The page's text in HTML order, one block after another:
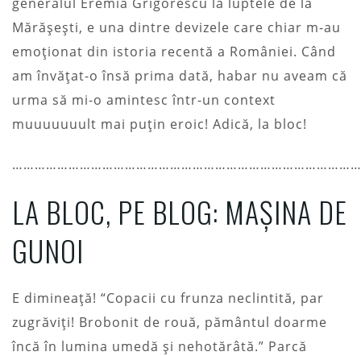
Mărășești, e una dintre devizele care chiar m-au
emoționat din istoria recentă a României. Când
am învățat-o însă prima dată, habar nu aveam că
urma să mi-o amintesc într-un context
muuuuuuult mai puțin eroic! Adică, la bloc!
LA BLOC, PE BLOG: MAȘINA DE
GUNOI
E dimineață! “Copacii cu frunza neclintită, par
zugrăviți! Brobonit de rouă, pământul doarme
încă în lumina umedă și nehotărâtă.” Parcă